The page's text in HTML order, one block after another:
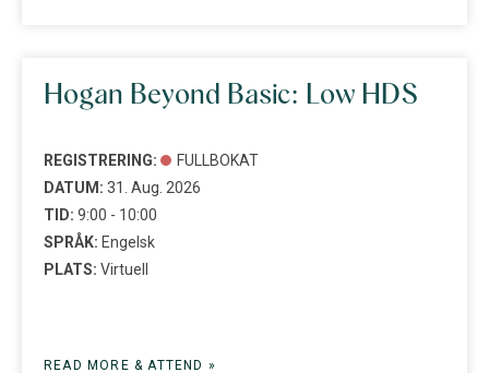
Hogan Beyond Basic: Low HDS
REGISTRERING:
FULLBOKAT
DATUM: 31. Aug. 2026
TID: 9:00 - 10:00
SPRÅK: Engelsk
PLATS: Virtuell
READ MORE & ATTEND »